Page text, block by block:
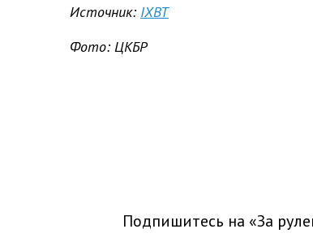
Источник: IXBT
Фото: ЦКБР
Подпишитесь на «За